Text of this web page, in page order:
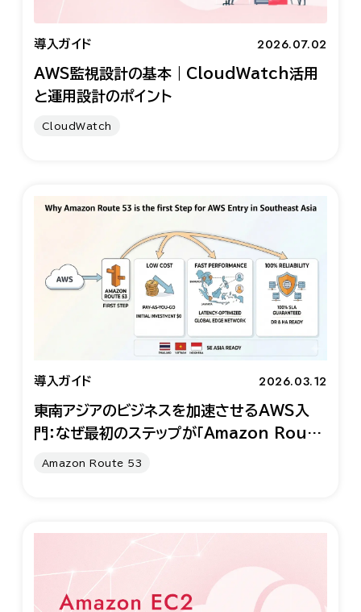
導入ガイド 2026.07.02
AWS監視設計の基本｜CloudWatch活用
と運用設計のポイント
CloudWatch
導入ガイド 2026.03.12
東南アジアのビジネスを加速させるAWS入
門：なぜ最初のステップが「Amazon Route
Amazon Route 53